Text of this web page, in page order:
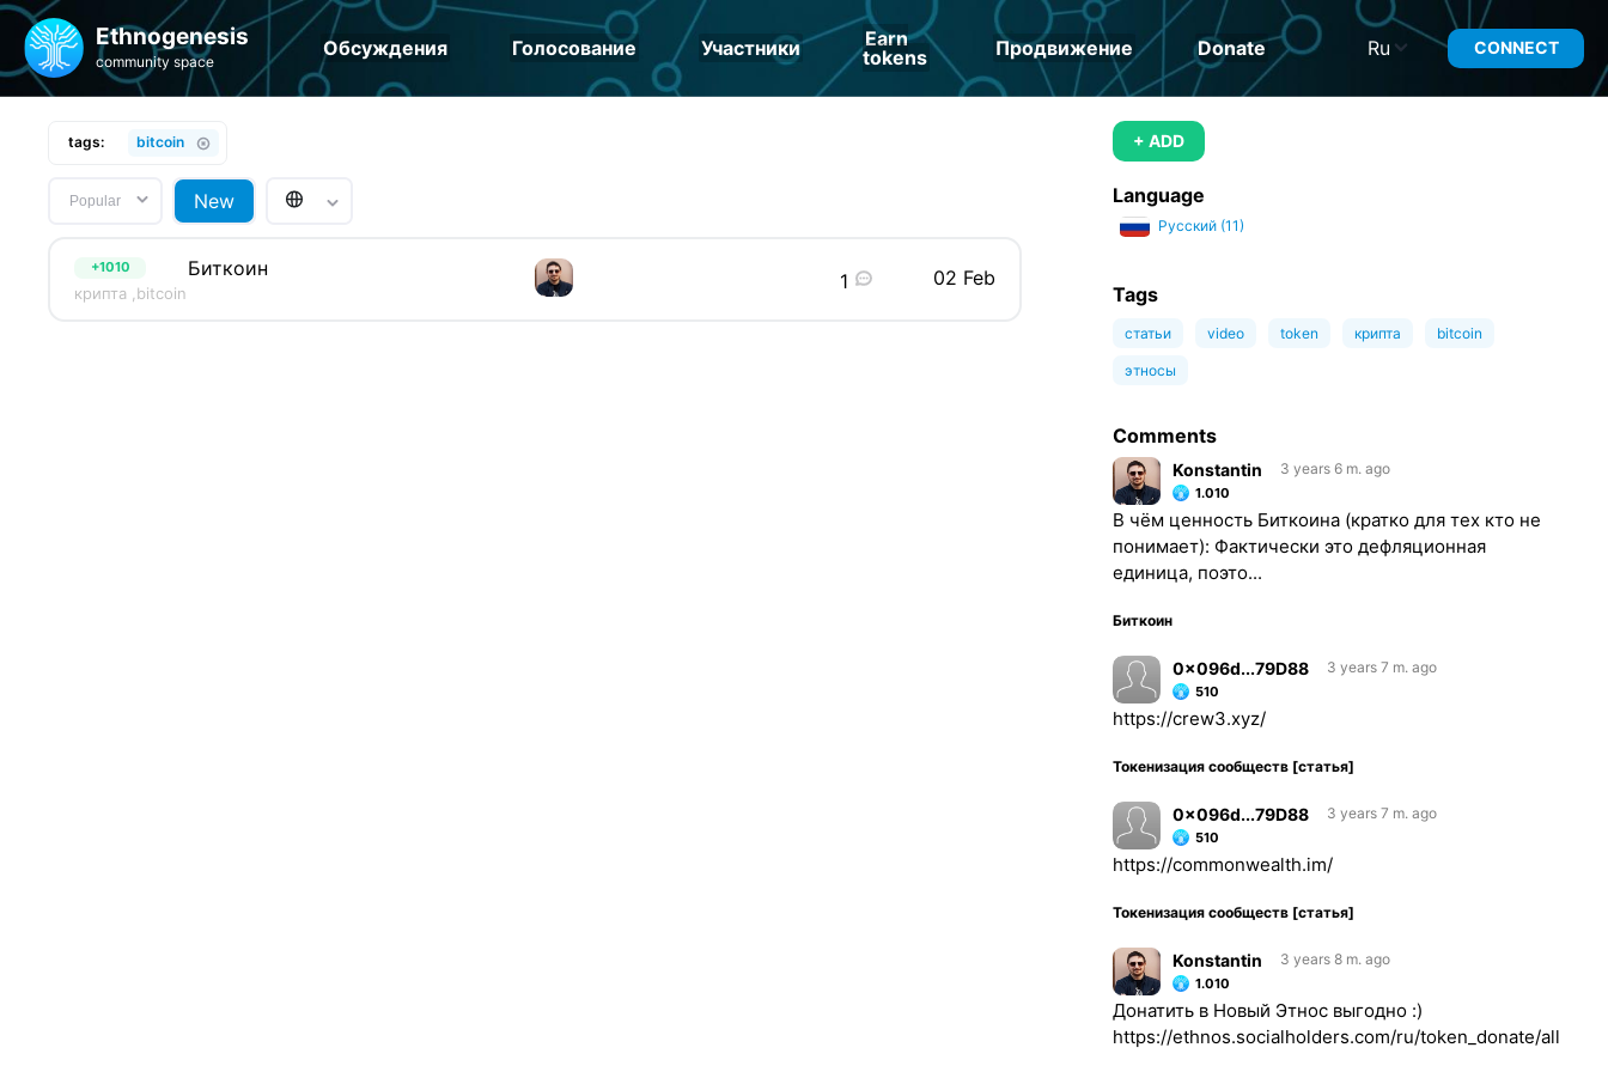
Ethnogenesis
community space
Обсуждения Голосование Участники
Earn
tokens
Продвижение Donate Ru CONNECT
tags: bitcoin
Popular New
Биткоин
+1010
крипта , bitcoin 1 02 Feb
+ ADD
Language
Pусский (11)
Tags
статьи video token крипта bitcoin
этносы
Comments
Konstantin 3 years 6 m. ago
1.010
В чём ценность Биткоина (кратко для тех кто не
понимает): Фактически это дефляционная
единица, поэто...
Биткоин
0x096d...79D88 3 years 7 m. ago
510
https://crew3.xyz/
Токенизация сообществ [статья]
0x096d...79D88 3 years 7 m. ago
510
https://commonwealth.im/
Токенизация сообществ [статья]
Konstantin 3 years 8 m. ago
1.010
Донатить в Новый Этнос выгодно :)
https://ethnos.socialholders.com/ru/token_donate/all